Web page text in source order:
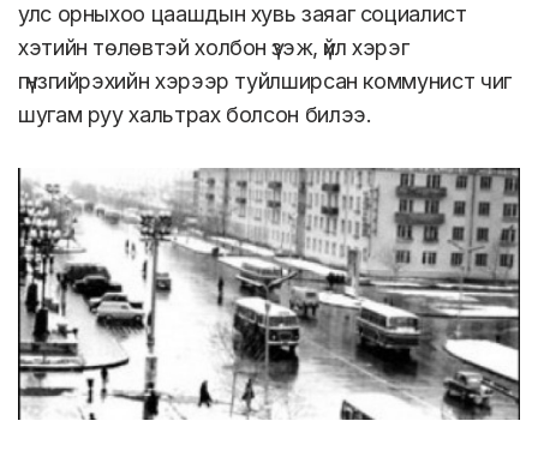
улс орныхоо цаашдын хувь заяаг социалист
хэтийн төлөвтэй холбон үзэж, үйл хэрэг
гүнзгийрэхийн хэрээр туйлширсан коммунист чиг
шугам руу хальтрах болсон билээ.